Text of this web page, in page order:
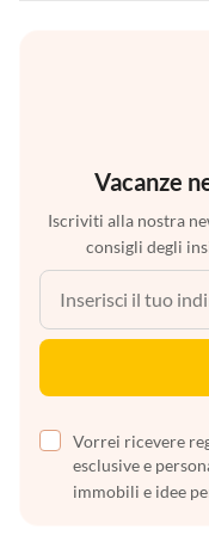
Vacanze
Iscriviti alla nostra
consigli degli
Vorrei ricevere
esclusive e
immobili e idee